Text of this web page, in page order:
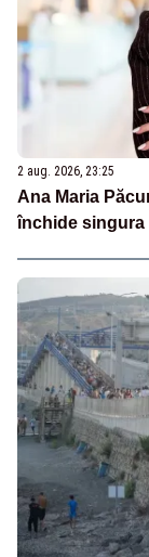
2 aug. 2026, 23:25
Ana Maria
închide singura